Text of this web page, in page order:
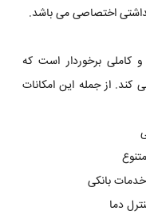
اختصاصی می باشد.
کاملی برخوردار است که
از جمله این امکانات
بانکی
دما